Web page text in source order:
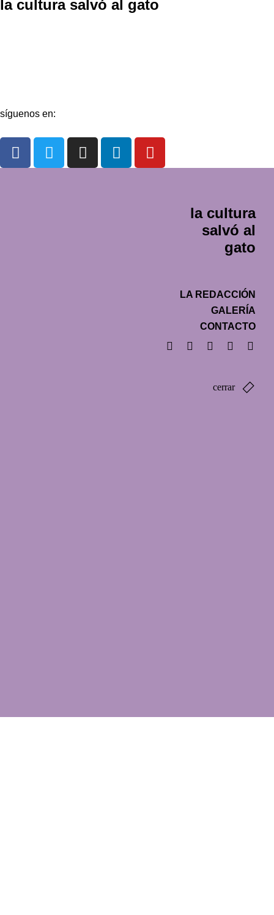
la cultura salvó al gato
síguenos en:
la cultura
salvó al
gato
LA REDACCIÓN
GALERÍA
CONTACTO
cerrar